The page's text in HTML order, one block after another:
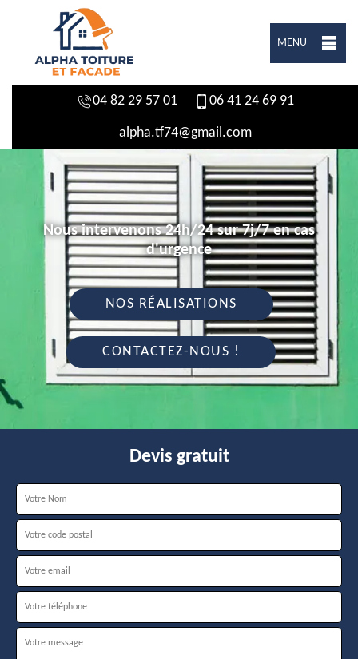
MENU
04 82 29 57 01 06 41 24 69 91
alpha.tf74@gmail.com
Nous intervenons 24h/24 sur 7j/7 en cas
d'urgence
NOS RÉALISATIONS
CONTACTEZ-NOUS !
Devis gratuit